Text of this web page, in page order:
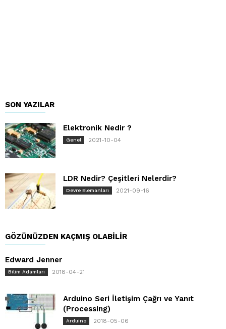
SON YAZILAR
Elektronik Nedir ?
Genel 2021-10-04
LDR Nedir? Çeşitleri Nelerdir?
Devre Elemanları 2021-09-16
GÖZÜNÜZDEN KAÇMIŞ OLABILIR
Edward Jenner
Bilim Adamları 2018-04-21
Arduino Seri İletişim Çağrı ve Yanıt
(Processing)
Arduino 2018-05-06